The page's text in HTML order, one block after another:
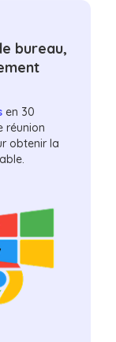
bureau,
en 30
réunion
obtenir la